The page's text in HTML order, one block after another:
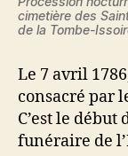
cimetière des
de la Tombe-
Le 7 avril
consacré par
C’est le
funéraire de